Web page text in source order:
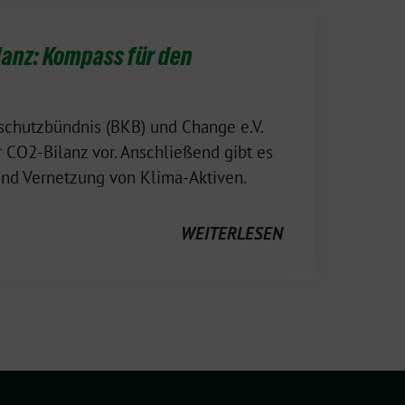
Kompass für den
(BKB) und Change e.V.
Bilanz vor. Anschließend gibt es
Vernetzung von Klima-Aktiven.
WEITERLESEN